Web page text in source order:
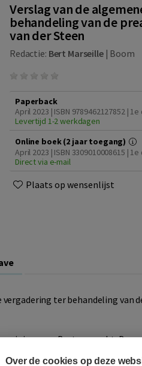
Verslag van de
behandeling van de
van der Steen
Redactie: Bert Marseille| Boom
Paperback
April 2023 | ISBN 9789462127852 |
Levertijd 1-2 werkdagen
Online boek (2 jaar toegang)
April 2023 | ISBN 3309010008615 |
Direct via e-mail
Plaats op wensenlijst
ter behandeling van
voor Bestuursrecht.
en verslagen van de
Over de cookies op deze